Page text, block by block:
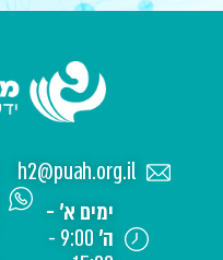
h2@puah.org.il
ימים א' -
ה'
9:00 -